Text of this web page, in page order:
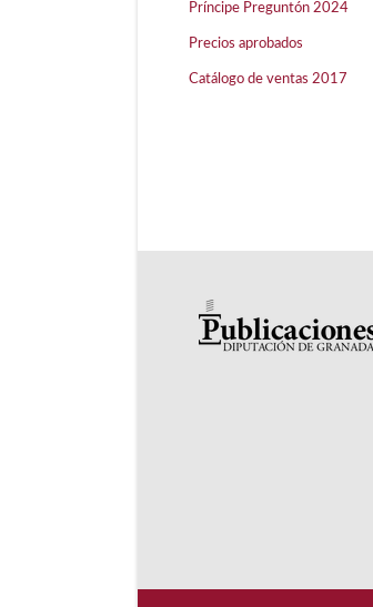
Príncipe Preguntón 2024
Precios aprobados
Catálogo de ventas 2017